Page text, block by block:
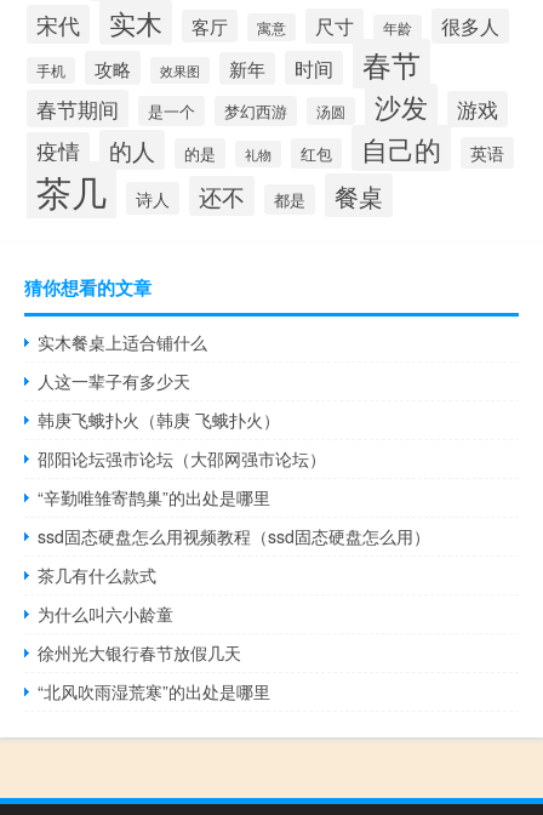
宋代 实木 客厅 寓意 尺寸 年龄 很多人
手机 攻略 效果图 新年 时间 春节
春节期间 是一个 梦幻西游 汤圆 沙发 游戏
疫情 的人 的是 礼物 红包 自己的 英语
茶几 诗人 还不 都是 餐桌
猜你想看的文章
实木餐桌上适合铺什么
人这一辈子有多少天
韩庚飞蛾扑火（韩庚 飞蛾扑火）
邵阳论坛强市论坛（大邵网强市论坛）
“辛勤唯雏寄鹊巢”的出处是哪里
ssd固态硬盘怎么用视频教程（ssd固态硬盘怎么用）
茶几有什么款式
为什么叫六小龄童
徐州光大银行春节放假几天
“北风吹雨湿荒寒”的出处是哪里